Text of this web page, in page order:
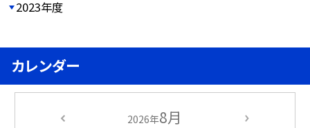
2023年度
カレンダー
2026年8月